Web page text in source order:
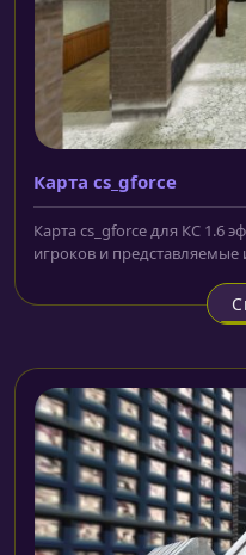
Карта cs_gforce
Карта cs_gforce для КС 1.6
игроков и